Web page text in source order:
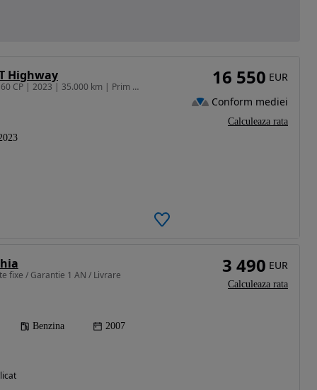
Highway
1482 cm3 • 160 CP • Hyundai i30 1.5 T-GDi MHEV 160 CP | 2023 | 35.000 km | Prim proprietar 16 550 EUR
Conform mediei
Calculeaza rata
fixe / Garantie 1 AN / Livrare
Benzina 2007
3 490 EUR
Calculeaza rata